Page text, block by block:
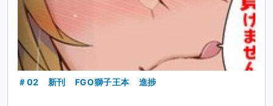
＃02 新刊 FGO獅子王本 進捗